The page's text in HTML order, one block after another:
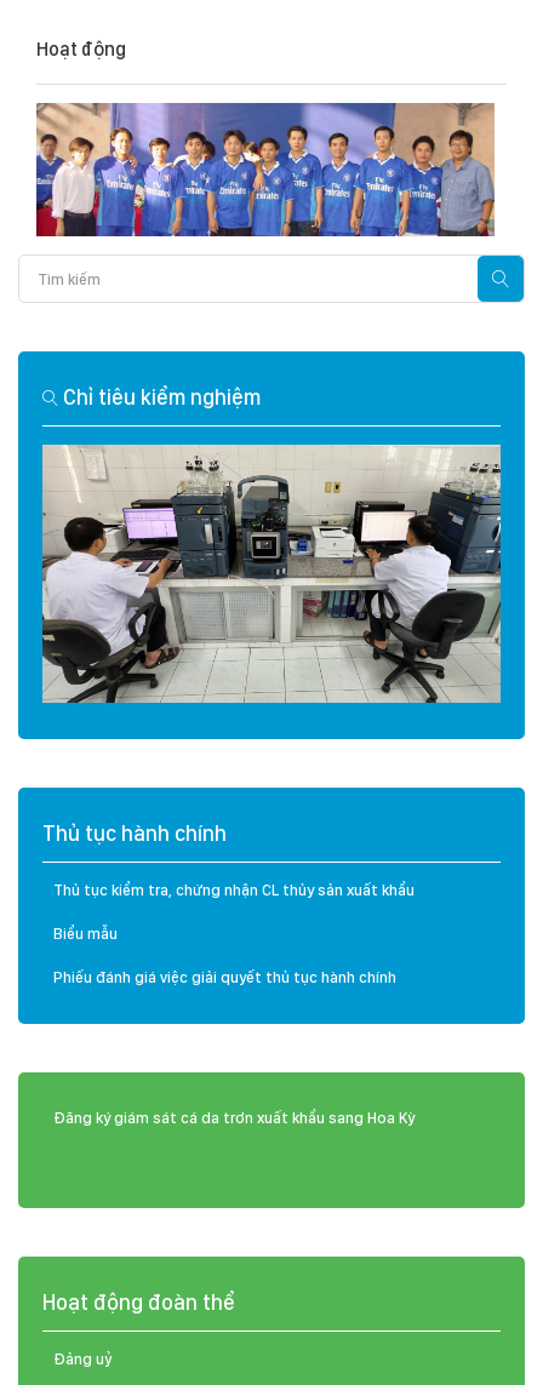
Hoạt động
Chỉ tiêu kiểm nghiệm
Thủ tục hành chính
Thủ tục kiểm tra, chứng nhận CL thủy sản xuất khẩu
Biểu mẫu
Phiếu đánh giá việc giải quyết thủ tục hành chính
Đăng ký giám sát cá da trơn xuất khẩu sang Hoa Kỳ
Hoạt động đoàn thể
Đảng uỷ